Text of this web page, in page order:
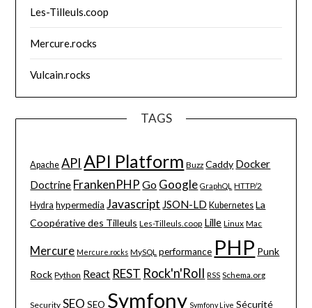
Les-Tilleuls.coop
Mercure.rocks
Vulcain.rocks
TAGS
Apache API API Platform Buzz Caddy Docker
Doctrine FrankenPHP Go Google GraphQL HTTP/2
Hydra hypermedia Javascript JSON-LD Kubernetes La
Coopérative des Tilleuls Les-Tilleuls.coop Lille Linux Mac
Mercure Mercure.rocks MySQL performance PHP Punk
Rock Python React REST Rock'n'Roll RSS Schema.org
Security SEO SEO Symfony Symfony Live Sécurité